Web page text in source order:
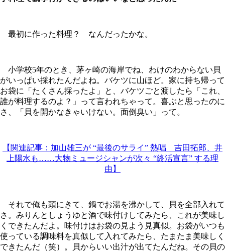
最初に作った料理？ なんだったかな。
小学校5年のとき、茅ヶ崎の海岸でね、わけのわからない貝
がいっぱい採れたんだよね。バケツに山ほど。家に持ち帰って
お袋に「たくさん採ったよ」と、バケツごと渡したら「これ、
誰が料理するのよ？」って言われちゃって。喜ぶと思ったのに
さ、「貝を開かなきゃいけない。面倒臭い」って。
【関連記事：加山雄三が “最後のサライ” 熱唱 吉田拓郎、井
上陽水も……大物ミュージシャンが次々 “終活宣言” する理
由】
それで俺も頭にきて、鍋でお湯を沸かして、貝を全部入れて
さ。みりんとしょうゆと酒で味付けしてみたら、これが美味し
くできたんだよ。味付けはお袋の見よう見真似。お袋がいつも
使っている調味料を真似して入れてみたら、たまたま美味しく
できたんだ（笑）。貝からいい出汁が出てたんだね。その貝の